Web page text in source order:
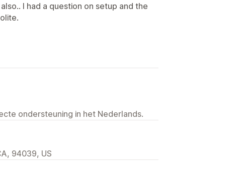
also.. I had a question on setup and the
ondersteuning in het Nederlands.
94039, US